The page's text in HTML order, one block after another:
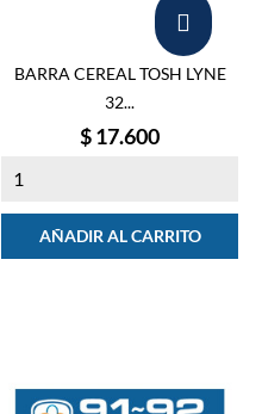
BARRA CEREAL TOSH LYNE
32...
Precio
$ 17.600
AÑADIR AL CARRITO